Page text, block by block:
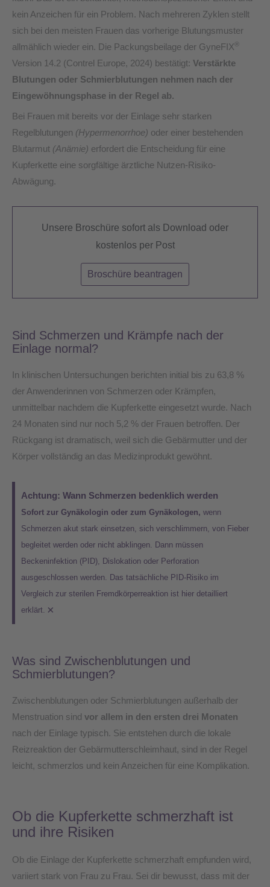
kein Anzeichen für ein Problem. Nach mehreren Zyklen stellt
sich bei den meisten Frauen das vorherige Blutungsmuster
allmählich wieder ein. Die Packungsbeilage der GyneFIX ®
Version 14.2 (Contrel Europe, 2024) bestätigt: Verstärkte
Blutungen oder Schmierblutungen nehmen nach der
Eingewöhnungsphase in der Regel ab.
Bei Frauen mit bereits vor der Einlage sehr starken
Regelblutungen (Hypermenorrhoe) oder einer bestehenden
Blutarmut (Anämie) erfordert die Entscheidung für eine
Kupferkette eine sorgfältige ärztliche Nutzen-Risiko-
Abwägung.
Unsere Broschüre sofort als Download oder
kostenlos per Post
Broschüre beantragen
Sind Schmerzen und Krämpfe nach der
Einlage normal?
In klinischen Untersuchungen berichten initial bis zu 63,8 %
der Anwenderinnen von Schmerzen oder Krämpfen,
unmittelbar nachdem die Kupferkette eingesetzt wurde. Nach
24 Monaten sind nur noch 5,2 % der Frauen betroffen. Der
Rückgang ist dramatisch, weil sich die Gebärmutter und der
Körper vollständig an das Medizinprodukt gewöhnt.
Achtung: Wann Schmerzen bedenklich werden
Sofort zur Gynäkologin oder zum Gynäkologen, wenn
Schmerzen akut stark einsetzen, sich verschlimmern, von Fieber
begleitet werden oder nicht abklingen. Dann müssen
Beckeninfektion (PID), Dislokation oder Perforation
ausgeschlossen werden. Das tatsächliche PID-Risiko im
Vergleich zur sterilen Fremdkörperreaktion ist hier detailliert
erklärt.
×
Was sind Zwischenblutungen und
Schmierblutungen?
Zwischenblutungen oder Schmierblutungen außerhalb der
Menstruation sind vor allem in den ersten drei Monaten
nach der Einlage typisch. Sie entstehen durch die lokale
Reizreaktion der Gebärmutterschleimhaut, sind in der Regel
leicht, schmerzlos und kein Anzeichen für eine Komplikation.
Ob die Kupferkette schmerzhaft ist
und ihre Risiken
Ob die Einlage der Kupferkette schmerzhaft empfunden wird,
variiert stark von Frau zu Frau. Sei dir bewusst, dass mit der